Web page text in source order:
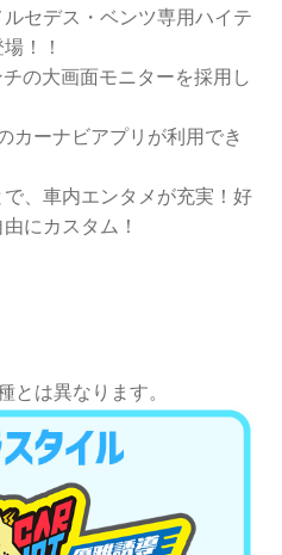
セデス・ベンツ専用ハイテ
！！
の大画面モニターを採用し
カーナビアプリが利用でき
、車内エンタメが充実！好
にカスタム！
は異なります。